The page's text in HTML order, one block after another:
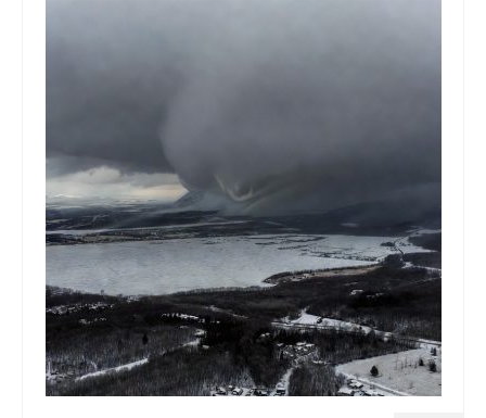
Die Natur der Hudson-Bay und umliegender
Regionen
Die Laptewsee: Die Eisfabrik der Arktis
EisSued
Schneehöhen
Ostsee